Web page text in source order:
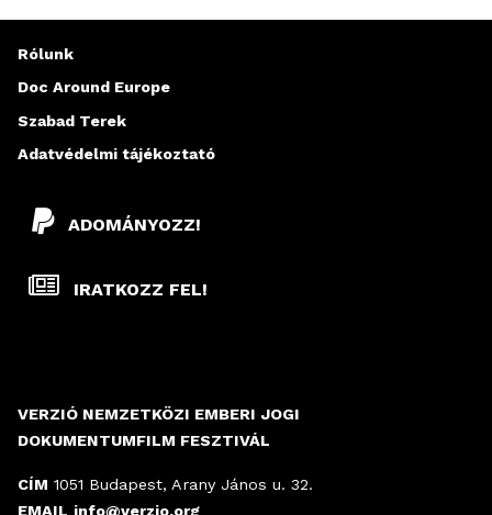
VERZIÓ NEMZETKÖZI EMBERI JOGI
DOKUMENTUMFILM FESZTIVÁL
CÍM 1051 Budapest, Arany János u. 32.
EMAIL info@verzio.org
ADOMÁNYOZZ!
IRATKOZZ FEL!
Rólunk
Doc Around Europe
Szabad Terek
Adatvédelmi tájékoztató